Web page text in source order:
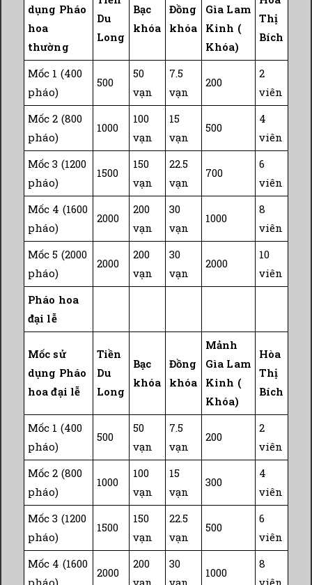
dụng Pháo
hoa
thường
Du
Long
Bạc
khóa
Đồng
khóa
Gìa Lam
Kinh (
Khóa)
Thị
Bích
Mốc 1 (400
pháo)
500
50
vạn
7.5
vạn
200
2
viên
Mốc 2 (800
pháo)
1000
100
vạn
15
vạn
500
4
viên
Mốc 3 (1200
pháo)
1500
150
vạn
22.5
vạn
700
6
viên
Mốc 4 (1600
pháo)
2000
200
vạn
30
vạn
1000
8
viên
Mốc 5 (2000
pháo)
2000
200
vạn
30
vạn
2000
10
viên
Pháo hoa
đại lễ
Mốc sử
dụng Pháo
hoa đại lễ
Tiền
Du
Long
Bạc
khóa
Đồng
khóa
Mảnh
Gìa Lam
Kinh (
Khóa)
Hòa
Thị
Bích
Mốc 1 (400
pháo)
500
50
vạn
7.5
vạn
200
2
viên
Mốc 2 (800
pháo)
1000
100
vạn
15
vạn
300
4
viên
Mốc 3 (1200
pháo)
1500
150
vạn
22.5
vạn
500
6
viên
Mốc 4 (1600
pháo)
2000
200
vạn
30
vạn
1000
8
viên